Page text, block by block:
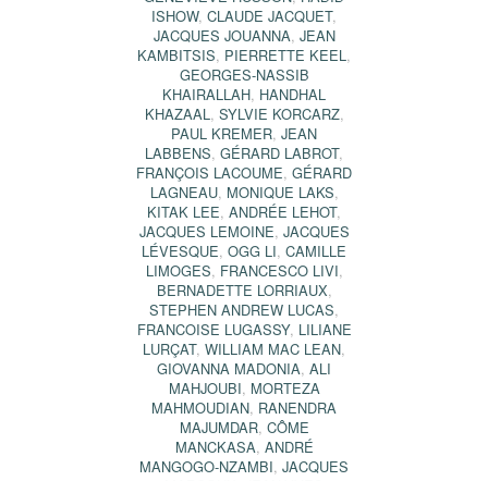
ISHOW, CLAUDE JACQUET,
JACQUES JOUANNA, JEAN
KAMBITSIS, PIERRETTE KEEL,
GEORGES-NASSIB
KHAIRALLAH, HANDHAL
KHAZAAL, SYLVIE KORCARZ,
PAUL KREMER, JEAN
LABBENS, GÉRARD LABROT,
FRANÇOIS LACOUME, GÉRARD
LAGNEAU, MONIQUE LAKS,
KITAK LEE, ANDRÉE LEHOT,
JACQUES LEMOINE, JACQUES
LÉVESQUE, OGG LI, CAMILLE
LIMOGES, FRANCESCO LIVI,
BERNADETTE LORRIAUX,
STEPHEN ANDREW LUCAS,
FRANCOISE LUGASSY, LILIANE
LURÇAT, WILLIAM MAC LEAN,
GIOVANNA MADONIA, ALI
MAHJOUBI, MORTEZA
MAHMOUDIAN, RANENDRA
MAJUMDAR, CÔME
MANCKASA, ANDRÉ
MANGOGO-NZAMBI, JACQUES